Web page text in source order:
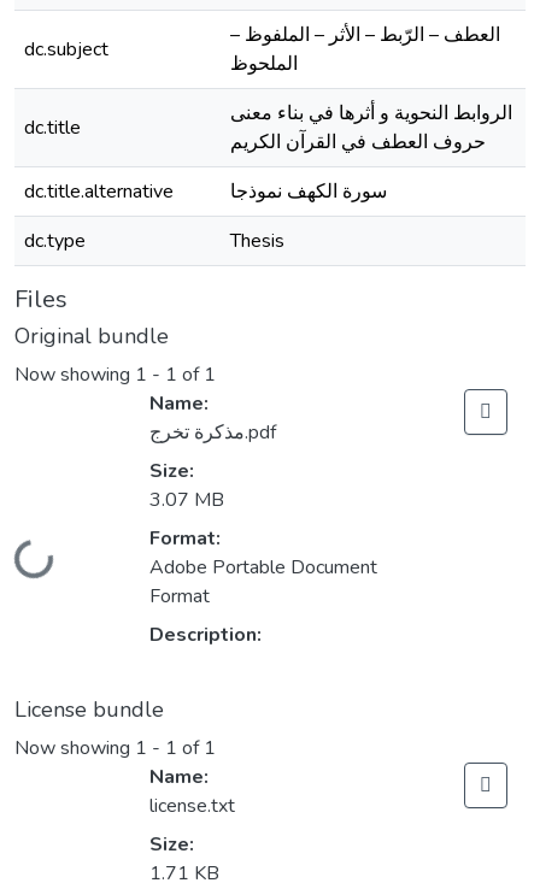
dc.subject
العطف – الرّبط – الأثر – الملفوظ –
الملحوظ
dc.title
الروابط النحوية و أثرها في بناء معنى
حروف العطف في القرآن الكريم
dc.title.alternative
سورة الكهف نموذجا
dc.type
Thesis
Files
Original bundle
Now showing 1 - 1 of 1
Loading...
Name:
مذكرة تخرج.pdf
Size:
3.07 MB
Format:
Adobe Portable Document
Format
Description:
License bundle
Now showing 1 - 1 of 1
Name:
license.txt
Size:
1.71 KB